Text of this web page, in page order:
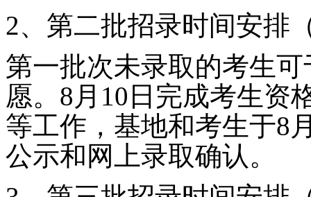
2、第二批招录时间安排
第一批次未录取的考生可
愿。 8 月 10 日完成考生资
等工作，基地和考生于8
公示和网上录取确认。